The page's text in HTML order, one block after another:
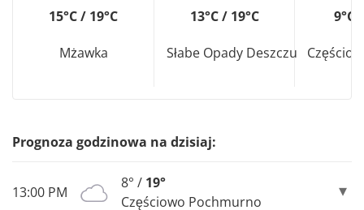
15°C / 19°C
Mżawka
13°C / 19°C
Słabe Opady Deszczu
9°C
Prognoza godzinowa na dzisiaj:
13:00 PM
8° / 19°
Częściowo Pochmurno